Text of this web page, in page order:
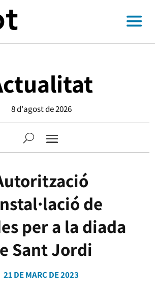
8 d'agost de 2026
de
per a la diada
Sant Jordi
21 DE MARÇ DE 2023